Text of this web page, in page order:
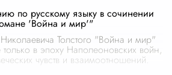
по русскому языку в сочинении
'Война и мир'"
Толстого "Война и мир"
только в эпоху Наполеоновских войн,
чувств и взаимоотношений.